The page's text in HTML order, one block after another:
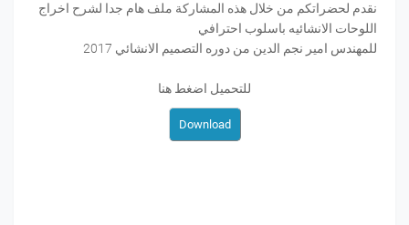
نقدم لحضراتكم من خلال هذه المشاركة ملف هام جدا لشرح اخراج
اللوحات الانشائيه باسلوب احترافي
للمهندس امير نجم الدين من دوره التصميم الانشائي 2017
للتحميل اضغط هنا